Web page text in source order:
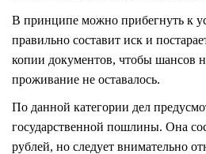
В принципе можно прибегнуть к
правильно составит иск и
копии документов, чтобы шансов
проживание не оставалось.
По данной категории дел
государственной пошлины. Она
рублей, но следует внимательно